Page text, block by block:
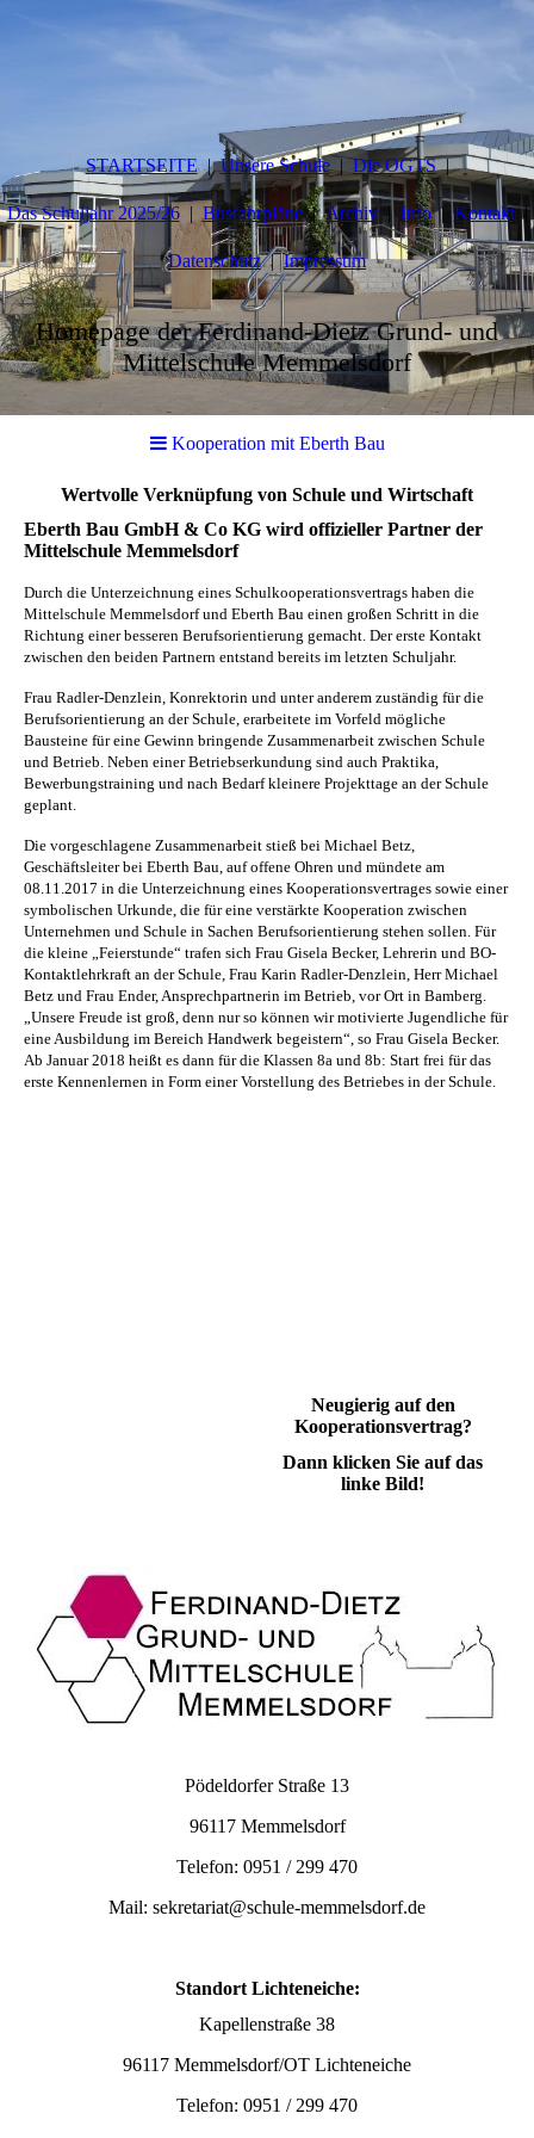
STARTSEITE Unsere Schule Die OGTS
Das Schuljahr 2025/26 Busfahrpläne Archiv Info Kontakt
Datenschutz Impressum
Homepage der Ferdinand-Dietz Grund- und
Mittelschule Memmelsdorf
Kooperation mit Eberth Bau
Wertvolle Verknüpfung von Schule und Wirtschaft
Eberth Bau GmbH & Co KG wird offizieller Partner der
Mittelschule Memmelsdorf
Durch die Unterzeichnung eines Schulkooperationsvertrags haben die
Mittelschule Memmelsdorf und Eberth Bau einen großen Schritt in die
Richtung einer besseren Berufsorientierung gemacht. Der erste Kontakt
zwischen den beiden Partnern entstand bereits im letzten Schuljahr.
Frau Radler-Denzlein, Konrektorin und unter anderem zuständig für die
Berufsorientierung an der Schule, erarbeitete im Vorfeld mögliche
Bausteine für eine Gewinn bringende Zusammenarbeit zwischen Schule
und Betrieb. Neben einer Betriebserkundung sind auch Praktika,
Bewerbungstraining und nach Bedarf kleinere Projekttage an der Schule
geplant.
Die vorgeschlagene Zusammenarbeit stieß bei Michael Betz,
Geschäftsleiter bei Eberth Bau, auf offene Ohren und mündete am
08.11.2017 in die Unterzeichnung eines Kooperationsvertrages sowie einer
symbolischen Urkunde, die für eine verstärkte Kooperation zwischen
Unternehmen und Schule in Sachen Berufsorientierung stehen sollen. Für
die kleine „Feierstunde“ trafen sich Frau Gisela Becker, Lehrerin und BO-
Kontaktlehrkraft an der Schule, Frau Karin Radler-Denzlein, Herr Michael
Betz und Frau Ender, Ansprechpartnerin im Betrieb, vor Ort in Bamberg.
„Unsere Freude ist groß, denn nur so können wir motivierte Jugendliche für
eine Ausbildung im Bereich Handwerk begeistern“, so Frau Gisela Becker.
Ab Januar 2018 heißt es dann für die Klassen 8a und 8b: Start frei für das
erste Kennenlernen in Form einer Vorstellung des Betriebes in der Schule.
Neugierig auf den
Kooperationsvertrag?
Dann klicken Sie auf das
linke Bild!
Pödeldorfer Straße 13
96117 Memmelsdorf
Telefon: 0951 / 299 470
Mail: sekretariat@schule-memmelsdorf.de
Standort Lichteneiche:
Kapellenstraße 38
96117 Memmelsdorf/OT Lichteneiche
Telefon: 0951 / 299 470